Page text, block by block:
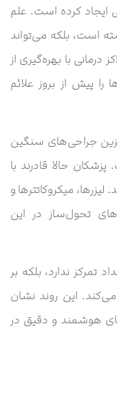
ایجاد کرده است. علم
است، بلکه می‌تواند
با بهره‌گیری از
را پیش از بروز علائم
جراحی‌های سنگین
حالا قادرند با
لیزرها، میکروکاتترها و
تحول‌ساز در این
تمرکز ندارد، بلکه بر
این روند نشان
هوشمند و دقیق در